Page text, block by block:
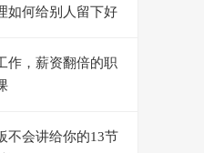
如何给别人留下好
作，薪资翻倍的职
不会讲给你的13节